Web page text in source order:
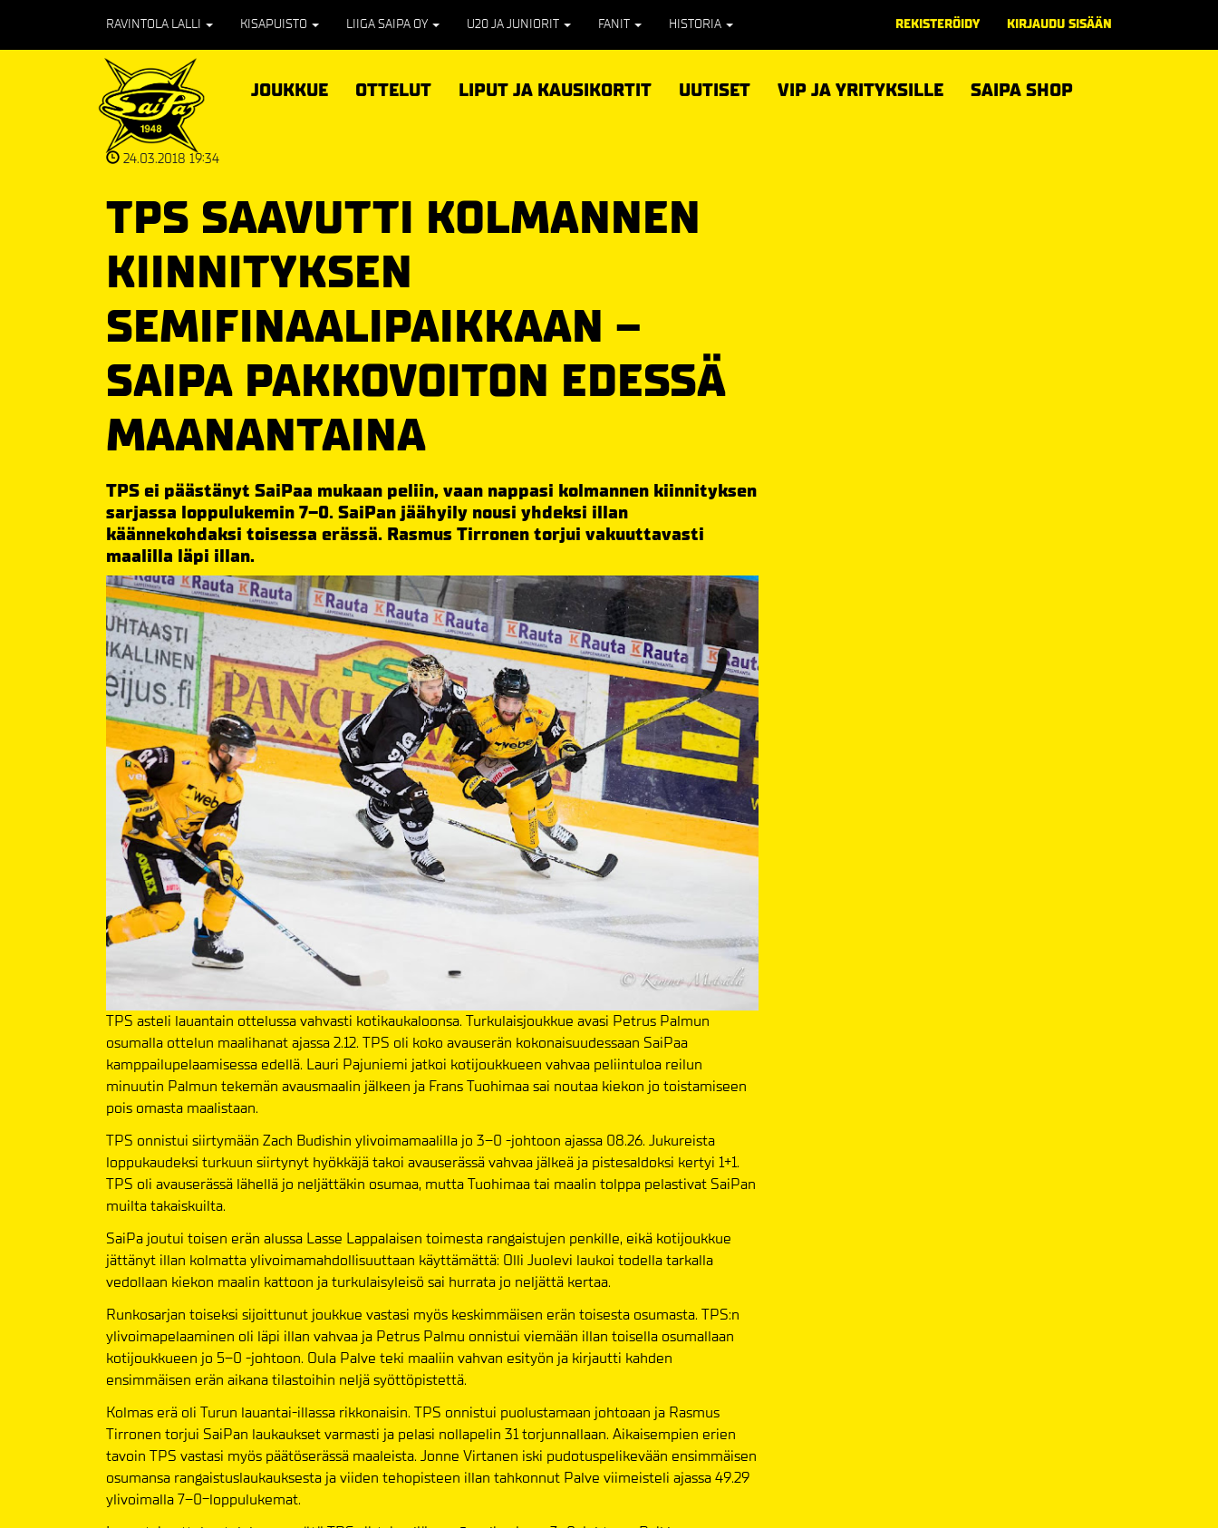
RAVINTOLA LALLI KISAPUISTO LIIGA SAIPA OY U20 JA JUNIORIT FANIT HISTORIA REKISTERÖIDY KIRJAUDU SISÄÄN
JOUKKUE OTTELUT LIPUT JA KAUSIKORTIT UUTISET VIP JA YRITYKSILLE SAIPA SHOP
24.03.2018 19:34
TPS SAAVUTTI KOLMANNEN
KIINNITYKSEN
SEMIFINAALIPAIKKAAN –
SAIPA PAKKOVOITON EDESSÄ
MAANANTAINA
TPS ei päästänyt SaiPaa mukaan peliin, vaan nappasi kolmannen kiinnityksen
sarjassa loppulukemin 7–0. SaiPan jäähyily nousi yhdeksi illan
käännekohdaksi toisessa erässä. Rasmus Tirronen torjui vakuuttavasti
maalilla läpi illan.
TPS asteli lauantain ottelussa vahvasti kotikaukaloonsa. Turkulaisjoukkue avasi Petrus Palmun
osumalla ottelun maalihanat ajassa 2.12. TPS oli koko avauserän kokonaisuudessaan SaiPaa
kamppailupelaamisessa edellä. Lauri Pajuniemi jatkoi kotijoukkueen vahvaa peliintuloa reilun
minuutin Palmun tekemän avausmaalin jälkeen ja Frans Tuohimaa sai noutaa kiekon jo toistamiseen
pois omasta maalistaan.
TPS onnistui siirtymään Zach Budishin ylivoimamaalilla jo 3–0 -johtoon ajassa 08.26. Jukureista
loppukaudeksi turkuun siirtynyt hyökkäjä takoi avauserässä vahvaa jälkeä ja pistesaldoksi kertyi 1+1.
TPS oli avauserässä lähellä jo neljättäkin osumaa, mutta Tuohimaa tai maalin tolppa pelastivat SaiPan
muilta takaiskuilta.
SaiPa joutui toisen erän alussa Lasse Lappalaisen toimesta rangaistujen penkille, eikä kotijoukkue
jättänyt illan kolmatta ylivoimamahdollisuuttaan käyttämättä: Olli Juolevi laukoi todella tarkalla
vedollaan kiekon maalin kattoon ja turkulaisyleisö sai hurrata jo neljättä kertaa.
Runkosarjan toiseksi sijoittunut joukkue vastasi myös keskimmäisen erän toisesta osumasta. TPS:n
ylivoimapelaaminen oli läpi illan vahvaa ja Petrus Palmu onnistui viemään illan toisella osumallaan
kotijoukkueen jo 5–0 -johtoon. Oula Palve teki maaliin vahvan esityön ja kirjautti kahden
ensimmäisen erän aikana tilastoihin neljä syöttöpistettä.
Kolmas erä oli Turun lauantai-illassa rikkonaisin. TPS onnistui puolustamaan johtoaan ja Rasmus
Tirronen torjui SaiPan laukaukset varmasti ja pelasi nollapelin 31 torjunnallaan. Aikaisempien erien
tavoin TPS vastasi myös päätöserässä maaleista. Jonne Virtanen iski pudotuspelikevään ensimmäisen
osumansa rangaistuslaukauksesta ja viiden tehopisteen illan tahkonnut Palve viimeisteli ajassa 49.29
ylivoimalla 7–0-loppulukemat.